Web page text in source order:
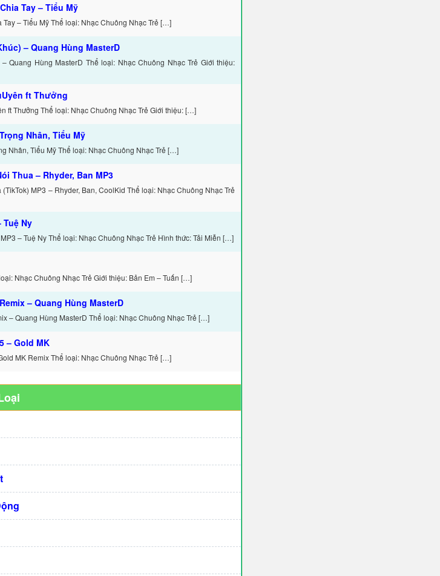
Tay – Tiểu Mỹ
– Tiểu Mỹ Thể loại: Nhạc Chuông Nhạc Trẻ […]
– Quang Hùng MasterD
Quang Hùng MasterD Thể loại: Nhạc Chuông Nhạc Trẻ Giới thiệu:
ft Thưởng
ft Thưởng Thể loại: Nhạc Chuông Nhạc Trẻ Giới thiệu: […]
Nhân, Tiểu Mỹ
Nhân, Tiểu Mỹ Thể loại: Nhạc Chuông Nhạc Trẻ […]
Thua – Rhyder, Ban MP3
MP3 – Rhyder, Ban, CoolKid Thể loại: Nhạc Chuông Nhạc Trẻ
Tuệ Ny
– Tuệ Ny Thể loại: Nhạc Chuông Nhạc Trẻ Hình thức: Tải Miễn […]
Nhạc Chuông Nhạc Trẻ Giới thiệu: Bản Em – Tuấn […]
– Quang Hùng MasterD
– Quang Hùng MasterD Thể loại: Nhạc Chuông Nhạc Trẻ […]
– Gold MK
MK Remix Thể loại: Nhạc Chuông Nhạc Trẻ […]